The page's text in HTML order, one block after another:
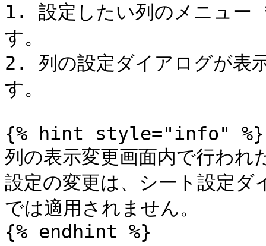
1. 設定したい列のメニュ
す。
2. 列の設定ダイアログが表
す。
{% hint style="info" %}
列の表示変更画面内で行われ
設定の変更は、シート設定
では適用されません。
{% endhint %}